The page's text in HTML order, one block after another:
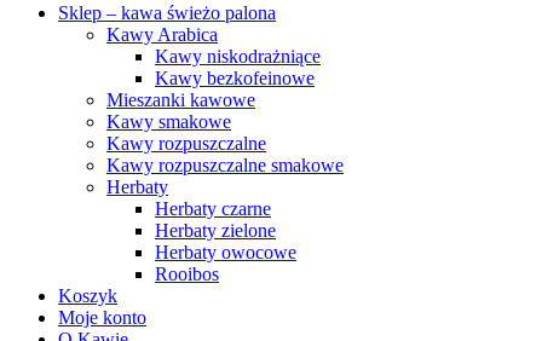
Sklep – kawa świeżo palona
Kawy Arabica
Kawy niskodrażniące
Kawy bezkofeinowe
Mieszanki kawowe
Kawy smakowe
Kawy rozpuszczalne
Kawy rozpuszczalne smakowe
Herbaty
Herbaty czarne
Herbaty zielone
Herbaty owocowe
Rooibos
Koszyk
Moje konto